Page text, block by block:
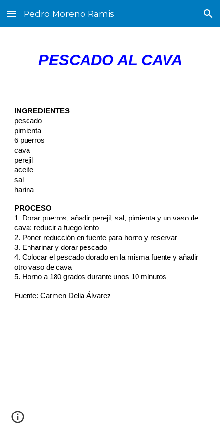
Skip to main content Skip to navigation
Pedro Moreno Ramis
PESCADO AL CAVA
INGREDIENTES
pescado
pimienta
6 puerros
cava
perejil
aceite
sal
harina
PROCESO
1. Dorar puerros, añadir perejil, sal, pimienta y un vaso de
cava: reducir a fuego lento
2. Poner reducción en fuente para horno y reservar
3. Enharinar y dorar pescado
4. Colocar el pescado dorado en la misma fuente y añadir
otro vaso de cava
5. Horno a 180 grados durante unos 10 minutos
Fuente: Carmen Delia Álvarez